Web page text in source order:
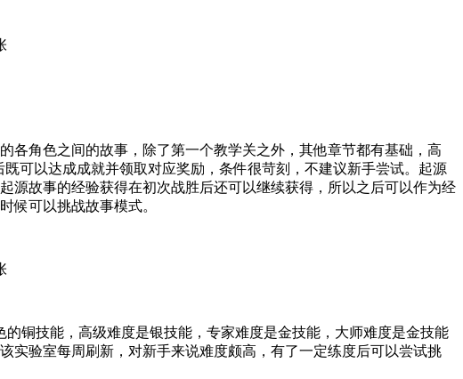
各角色之间的故事，除了第一个教学关之外，其他章节都有基础，高
可以达成成就并领取对应奖励，条件很苛刻，不建议新手尝试。起源
源故事的经验获得在初次战胜后还可以继续获得，所以之后可以作为经
候可以挑战故事模式。
铜技能，高级难度是银技能，专家难度是金技能，大师难度是金技能
实验室每周刷新，对新手来说难度颇高，有了一定练度后可以尝试挑